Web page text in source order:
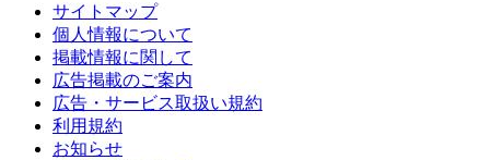
サイトマップ
個人情報について
掲載情報に関して
広告掲載のご案内
広告・サービス取扱い規約
利用規約
お知らせ